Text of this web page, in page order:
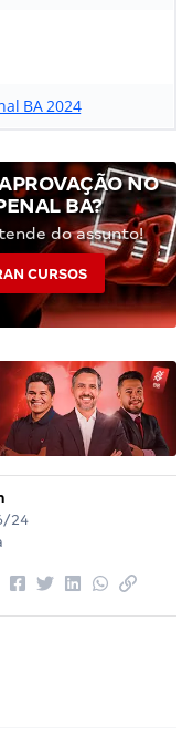
BA 2024
NO
BA?
do assunto!
CURSOS
24